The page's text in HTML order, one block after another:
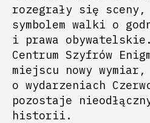
rozegrały się
symbolem walki o
i prawa obywatelskie.
Centrum Szyfrów
miejscu nowy
o wydarzeniach
pozostaje
historii.